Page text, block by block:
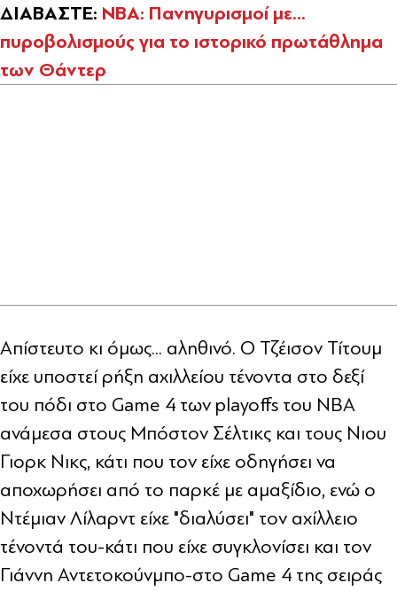
ΔΙΑΒΑΣΤΕ: NBA: Πανηγυρισμοί με...
πυροβολισμούς για το ιστορικό πρωτάθλημα
των Θάντερ
Απίστευτο κι όμως... αληθινό. Ο Τζέισον Τίτουμ
είχε υποστεί ρήξη αχιλλείου τένοντα στο δεξί
του πόδι στο Game 4 των playoffs του ΝΒΑ
ανάμεσα στους Μπόστον Σέλτικς και τους Νιου
Γιορκ Νικς, κάτι που τον είχε οδηγήσει να
αποχωρήσει από το παρκέ με αμαξίδιο, ενώ ο
Ντέμιαν Λίλαρντ είχε "διαλύσει" τον αχίλλειο
τένοντά του-κάτι που είχε συγκλονίσει και τον
Γιάννη Αντετοκούνμπο-στο Game 4 της σειράς